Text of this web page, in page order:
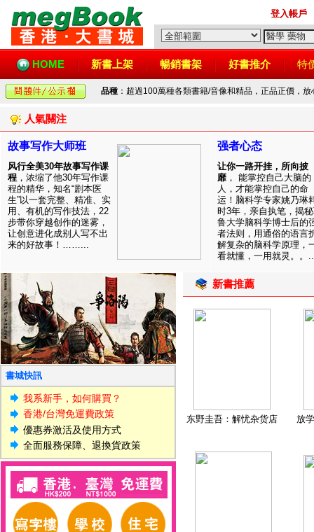
登入帳戶
HOME 新書上架 暢銷書架 好書推介 特
品種 ：超過100萬種各類書籍/音像和精品，正品正價，
人氣關注
故事写作大师班
风行全美30年故事写作课
程 ，浓缩了他30年写作课
程的精华，知名“剧本医
生”以一套完整、精准、实
用、有机的写作技法，22
步带你穿越创作的迷雾，
让创意进化成别人写不出
来的好故事！……...
强者心态
让你一路开挂，所向披
靡 ， 能掌控自己大脑的
人，才能掌控自己的命
运！脑科学专家姚乃琳
时3年，亲自执笔，揭
鲁大学脑科学博士后的
者法则，用通俗的语言
解复杂的脑科学原理，
看就懂，一用就灵。。
書城快訊
我系新手，如何購買？
香港/台灣免運費政策
優惠券激活及使用方式
全面服務保障、退換貨政策
新書推薦
东野圭吾：解忧杂货店 放